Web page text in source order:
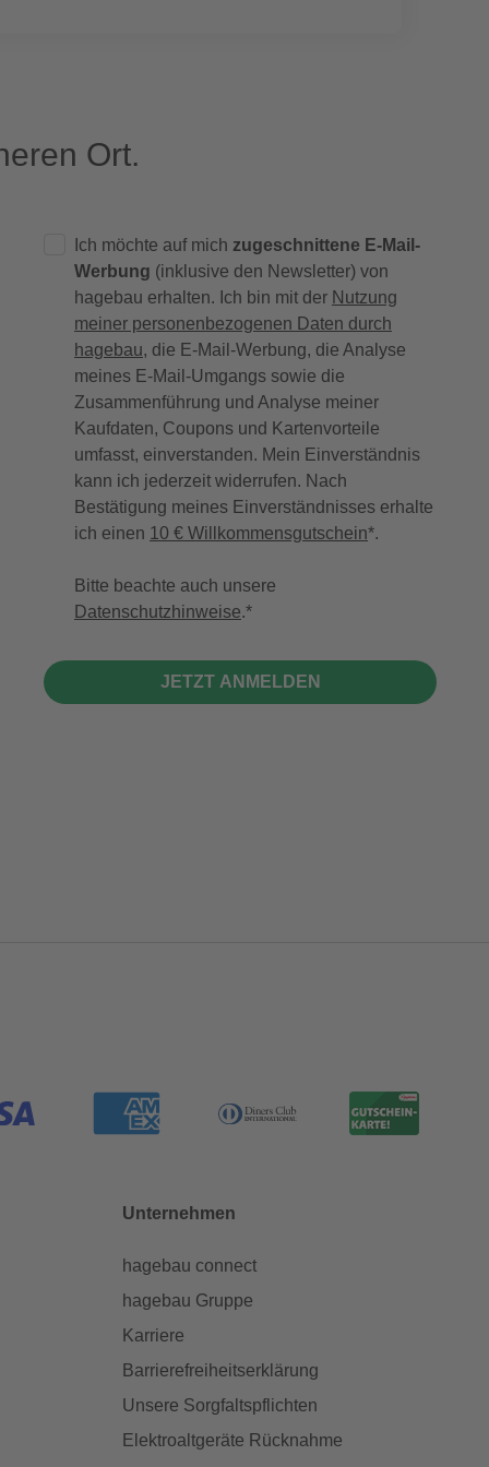
Ort.
Ich möchte auf mich zugeschnittene E-Mail-
Werbung (inklusive den Newsletter) von
hagebau erhalten. Ich bin mit der Nutzung
meiner personenbezogenen Daten durch
hagebau, die E-Mail-Werbung, die Analyse
meines E-Mail-Umgangs sowie die
Zusammenführung und Analyse meiner
Kaufdaten, Coupons und Kartenvorteile
umfasst, einverstanden. Mein Einverständnis
kann ich jederzeit widerrufen. Nach
Bestätigung meines Einverständnisses erhalte
ich einen 10 € Willkommensgutschein*.
Bitte beachte auch unsere
Datenschutzhinweise.
JETZT ANMELDEN
Unternehmen
hagebau connect
hagebau Gruppe
Karriere
Barrierefreiheitserklärung
Unsere Sorgfaltspflichten
Elektroaltgeräte Rücknahme